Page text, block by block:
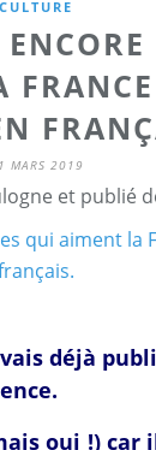
CULTURE
MARS 2019
et publié
déjà
oui !)